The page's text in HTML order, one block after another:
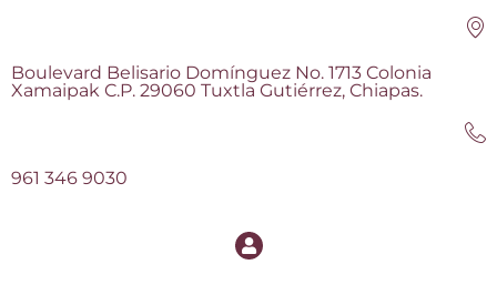
Boulevard Belisario Domínguez No. 1713 Colonia
Xamaipak C.P. 29060 Tuxtla Gutiérrez, Chiapas.
961 346 9030